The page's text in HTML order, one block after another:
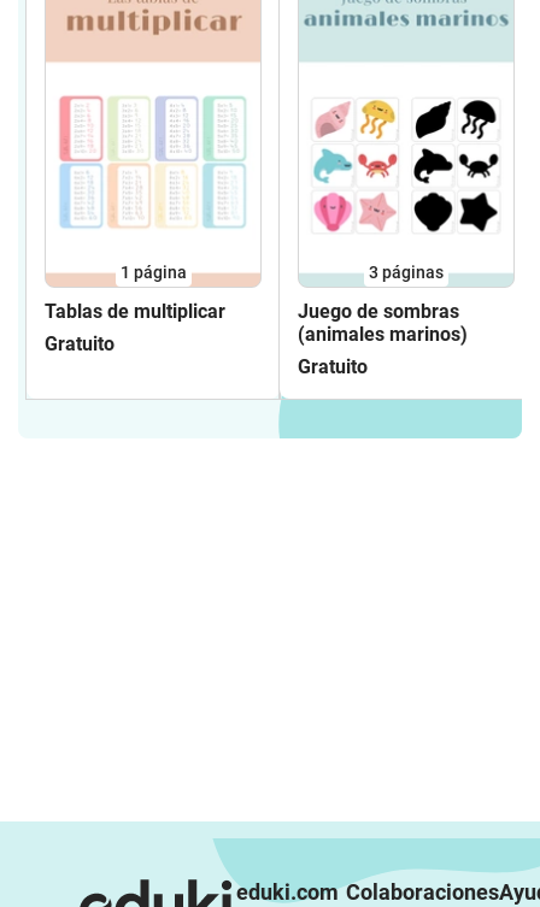
1 página
Tablas de multiplicar
Gratuito
3 páginas
Juego de sombras
(animales marinos)
Gratuito
eduki.com Colaboraciones